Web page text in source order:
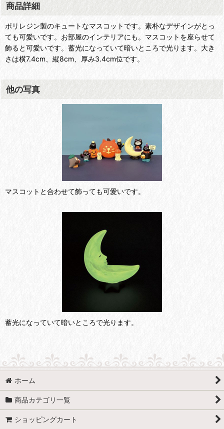
商品詳細
ポリレジン製のキュートなマスコットです。素朴なデザインがとっ
ても可愛いです。お部屋のインテリアにも。マスコットを座らせて
飾ると可愛いです。蓄光になっていて暗いところで光ります。大き
さは横7.4cm、縦8cm、厚み3.4cm位です。
他の写真
マスコットと合わせて飾っても可愛いです。
蓄光になっていて暗いところで光ります。
ホーム
商品カテゴリ一覧
ショッピングカート